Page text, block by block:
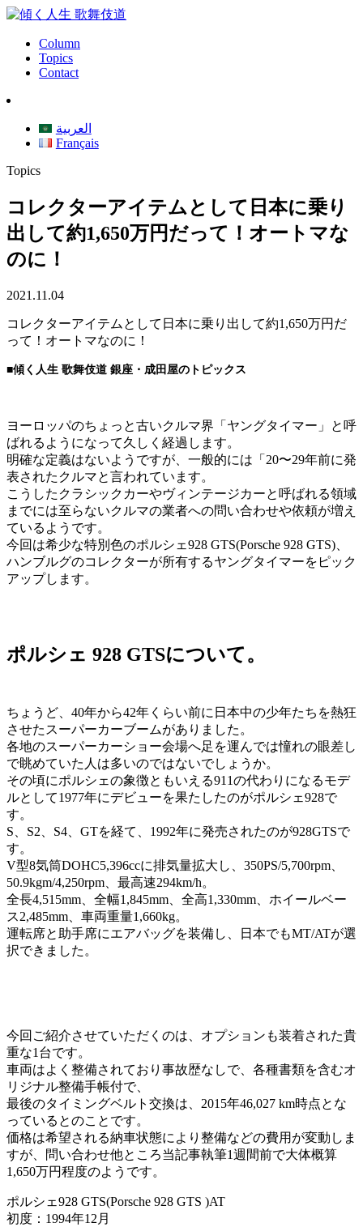
Column
Topics
Contact
العربية
Français
Topics
コレクターアイテムとして日本に乗り
出して約1,650万円だって！オートマな
のに！
2021.11.04
コレクターアイテムとして日本に乗り出して約1,650万円だ
って！オートマなのに！
■傾く人生 歌舞伎道 銀座・成田屋のトピックス
ヨーロッパのちょっと古いクルマ界「ヤングタイマー」と呼
ばれるようになって久しく経過します。
明確な定義はないようですが、一般的には「20〜29年前に発
表されたクルマと言われています。
こうしたクラシックカーやヴィンテージカーと呼ばれる領域
までには至らないクルマの業者への問い合わせや依頼が増え
ているようです。
今回は希少な特別色のポルシェ928 GTS(Porsche 928 GTS)、
ハンブルグのコレクターが所有するヤングタイマーをピック
アップします。
ポルシェ 928 GTSについて。
ちょうど、40年から42年くらい前に日本中の少年たちを熱狂
させたスーパーカーブームがありました。
各地のスーパーカーショー会場へ足を運んでは憧れの眼差し
で眺めていた人は多いのではないでしょうか。
その頃にポルシェの象徴ともいえる911の代わりになるモデ
ルとして1977年にデビューを果たしたのがポルシェ928で
す。
S、S2、S4、GTを経て、1992年に発売されたのが928GTSで
す。
V型8気筒DOHC5,396ccに排気量拡大し、350PS/5,700rpm、
50.9kgm/4,250rpm、最高速294km/h。
全長4,515mm、全幅1,845mm、全高1,330mm、ホイールベー
ス2,485mm、車両重量1,660kg。
運転席と助手席にエアバッグを装備し、日本でもMT/ATが選
択できました。
今回ご紹介させていただくのは、オプションも装着された貴
重な1台です。
車両はよく整備されており事故歴なしで、各種書類を含むオ
リジナル整備手帳付で、
最後のタイミングベルト交換は、2015年46,027 km時点とな
っているとのことです。
価格は希望される納車状態により整備などの費用が変動しま
すが、問い合わせ他ところ当記事執筆1週間前で大体概算
1,650万円程度のようです。
ポルシェ928 GTS(Porsche 928 GTS )AT
初度：1994年12月